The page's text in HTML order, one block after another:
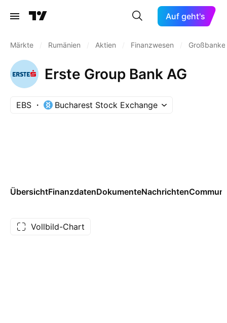
Auf geht's
Märkte Rumänien Aktien Finanzwesen
Erste Group Bank AG
EBS Bucharest Stock Exchange
ÜbersichtFinanzdatenDokumenteNachrichten
Vollbild-Chart